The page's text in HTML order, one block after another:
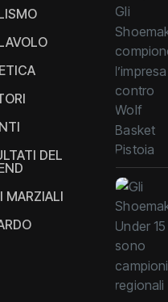
DEL
MARZIALI